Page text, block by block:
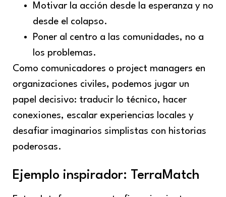
Motivar la acción desde la esperanza y no
desde el colapso.
Poner al centro a las comunidades, no a
los problemas.
Como comunicadores o project managers en
organizaciones civiles, podemos jugar un
papel decisivo: traducir lo técnico, hacer
conexiones, escalar experiencias locales y
desafiar imaginarios simplistas con historias
poderosas.
Ejemplo inspirador: TerraMatch